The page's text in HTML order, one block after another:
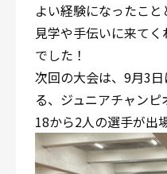
よい経験になったこと
見学や手伝いに来て
でした！
次回の大会は、9月3
る、ジュニアチャン
18から2人の選手が出